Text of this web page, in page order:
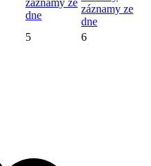
záznamy ze
dne
záznamy ze
dne
5 6